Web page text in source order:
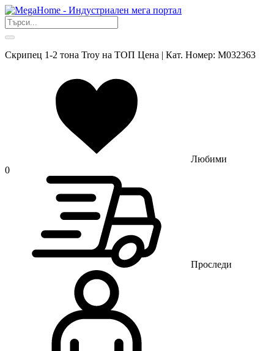
Скрипец 1-2 тона Troy на ТОП Цена | Кат. Номер: M032363
Любими
0
Проследи